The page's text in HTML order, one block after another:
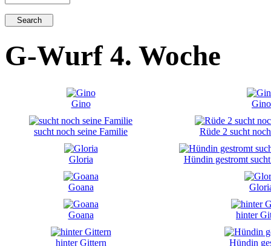
G-Wurf 4. Woche
Gino Gino
sucht noch seine Familie Rüde 2 sucht
Gloria Hündin gestromt
Goana
Goana hinter
hinter Gittern Hündin